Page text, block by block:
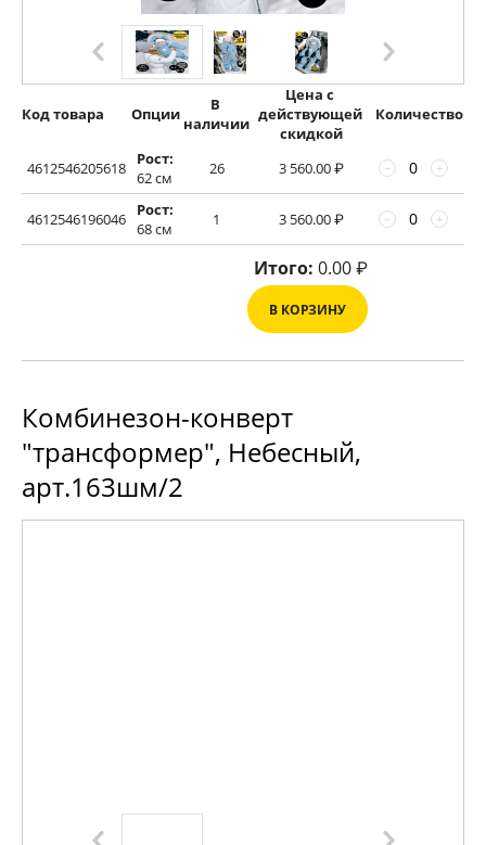
Код товара Опции
В
наличии
Цена с
действующей
скидкой
Количество
4612546205618
Рост:
62 см
26 3 560.00₽ +
−
4612546196046
Рост:
68 см
1 3 560.00₽ +
−
Итого: 0.00₽
В КОРЗИНУ
Комбинезон-конверт
"трансформер", Небесный,
арт.163шм/2